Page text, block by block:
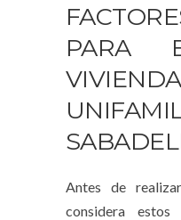
PARA
VIVIENDA
Antes de
considera